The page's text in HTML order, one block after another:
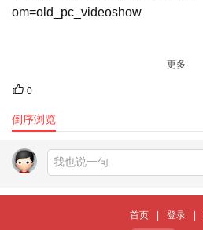
om=old_pc_videoshow
更多
0
倒序浏览
首页 登录